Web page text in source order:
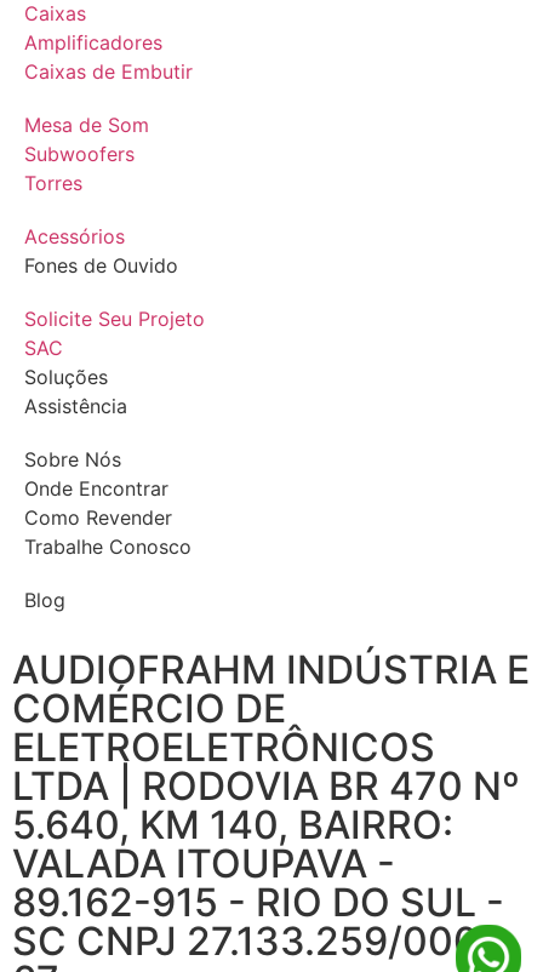
Caixas
Amplificadores
Caixas de Embutir
Mesa de Som
Subwoofers
Torres
Acessórios
Fones de Ouvido
Solicite Seu Projeto
SAC
Soluções
Assistência
Sobre Nós
Onde Encontrar
Como Revender
Trabalhe Conosco
Blog
AUDIOFRAHM INDÚSTRIA E
COMÉRCIO DE
ELETROELETRÔNICOS
LTDA | RODOVIA BR 470 Nº
5.640, KM 140, BAIRRO:
VALADA ITOUPAVA -
89.162-915 - RIO DO SUL -
SC CNPJ 27.133.259/0001-